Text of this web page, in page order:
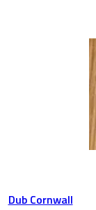
Dub Cornwall